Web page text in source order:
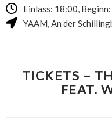
Einlass: 18:00,
YAAM,An der
TICKETS –
FEAT.